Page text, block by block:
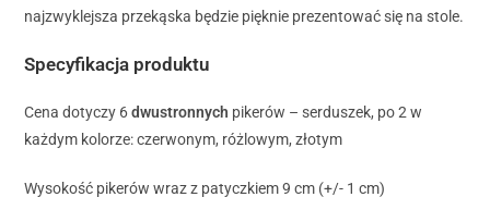
najzwyklejsza przekąska będzie pięknie prezentować się na stole.
Specyfikacja produktu
Cena dotyczy 6dwustronnych pikerów – serduszek, po 2 w
każdym kolorze: czerwonym, różlowym, złotym
Wysokość pikerów wraz z patyczkiem 9 cm (+/- 1 cm)